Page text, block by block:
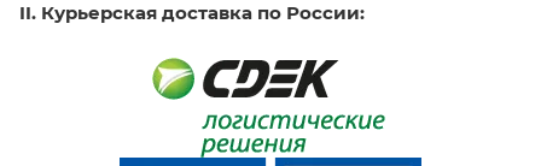
II. Курьерская доставка по России: